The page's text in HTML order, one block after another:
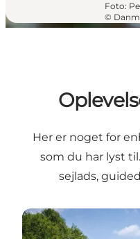
Foto:
©
Her er noget for
som du har lyst
sejlads,
Tag på sejltur med